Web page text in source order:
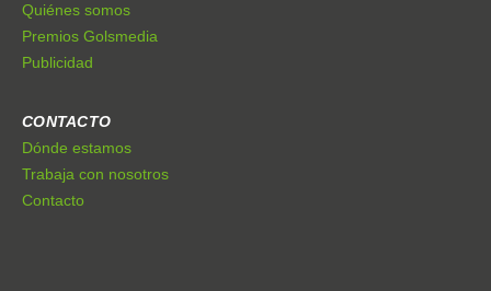
Quiénes somos
Premios Golsmedia
Publicidad
CONTACTO
Dónde estamos
Trabaja con nosotros
Contacto